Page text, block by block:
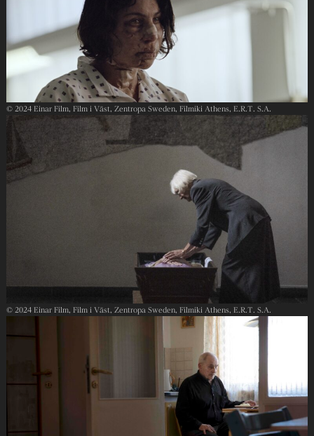
© 2024 Einar Film, Film i Väst, Zentropa Sweden, Filmiki Athens, E.R.T. S.A.
© 2024 Einar Film, Film i Väst, Zentropa Sweden, Filmiki Athens, E.R.T. S.A.